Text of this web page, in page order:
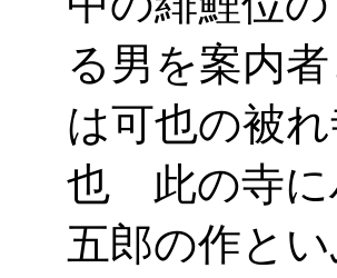
る男を案内
は可也の被
也 此の寺に
五郎の作と